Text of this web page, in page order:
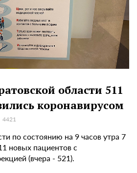
области 511
коронавирусом
4421
по состоянию на 9 часов утра 7
новых пациентов с
(вчера - 521).